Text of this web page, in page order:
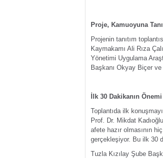
Proje, Kamuoyuna
Projenin tanıtım
Kaymakamı Ali Rıza
Yönetimi Uygulama
Başkanı Okyay Biçer
İlk 30 Dakikanın Önemi
Toplantıda ilk
Prof. Dr. Mikdat
afete hazır olmasının
gerçekleşiyor. Bu ilk 30
Tuzla Kızılay Şube